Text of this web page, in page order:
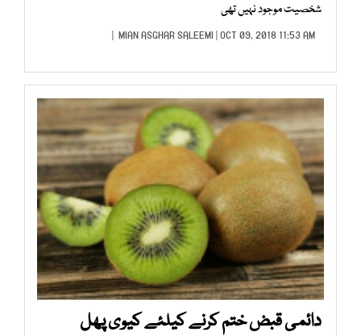
شخصیت موجود نہیں تھی
MIAN ASGHAR SALEEMI | OCT 09, 2018 11:53 AM |
دائمی قبض ختم کرنے کیلئے کیوی پھل